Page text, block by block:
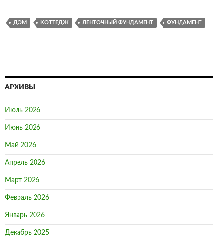
ДОМ КОТТЕДЖ ЛЕНТОЧНЫЙ ФУНДАМЕНТ ФУНДАМЕНТ
АРХИВЫ
Июль 2026
Июнь 2026
Май 2026
Апрель 2026
Март 2026
Февраль 2026
Январь 2026
Декабрь 2025